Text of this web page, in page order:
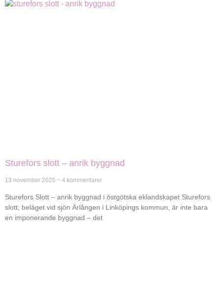
Sturefors slott – anrik byggnad
13 november 2025 4 kommentarer
Sturefors Slott – anrik byggnad i östgötska eklandskapet Sturefors
slott, beläget vid sjön Ärlången i Linköpings kommun, är inte bara
en imponerande byggnad – det